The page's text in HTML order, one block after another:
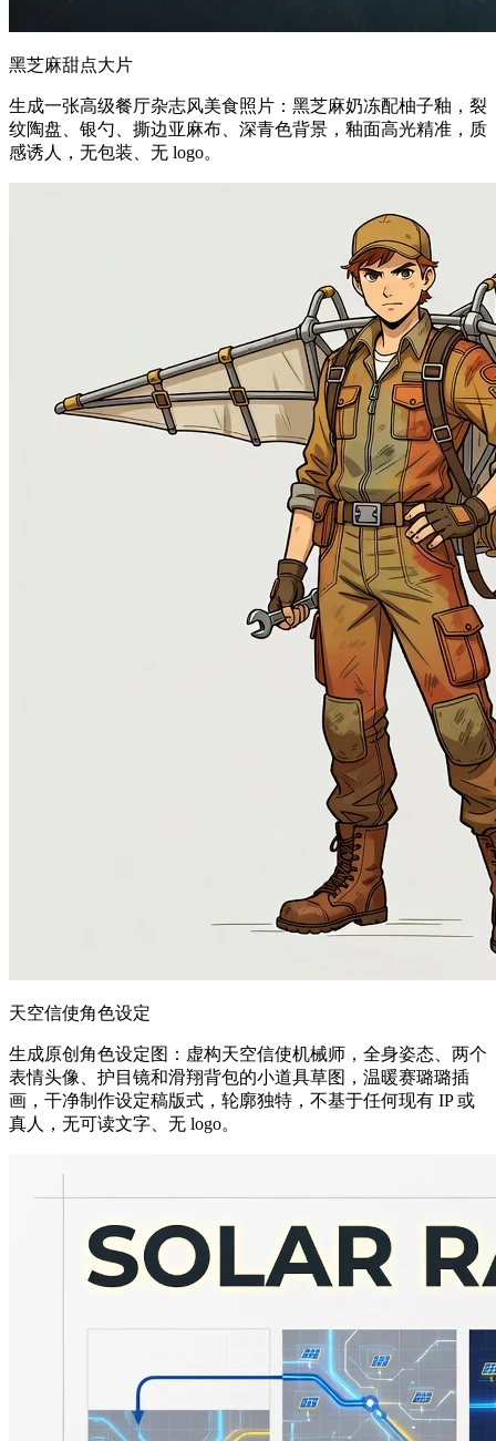
黑芝麻甜点大片
生成一张高级餐厅杂志风美食照片：黑芝麻奶冻配柚子釉，裂
纹陶盘、银勺、撕边亚麻布、深青色背景，釉面高光精准，质
感诱人，无包装、无 logo。
天空信使角色设定
生成原创角色设定图：虚构天空信使机械师，全身姿态、两个
表情头像、护目镜和滑翔背包的小道具草图，温暖赛璐璐插
画，干净制作设定稿版式，轮廓独特，不基于任何现有 IP 或
真人，无可读文字、无 logo。